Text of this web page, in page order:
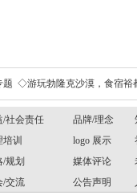
题 ◇游玩勃隆克沙漠，食宿裕
/社会责任 品牌/理念
训 logo 展示
/规划 媒体评论
/交流 公告声明